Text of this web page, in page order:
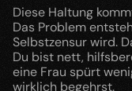
Diese Haltung
Das Problem
Selbstzensur wird.
Du bist nett,
eine Frau spürt
wirklich begehrst.